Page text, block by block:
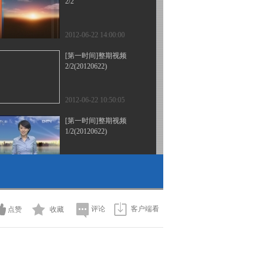
2012-06-22 14:00:00
[第一时间]整期视频
2/2(20120622)
2012-06-22 10:50:05
[第一时间]整期视频
1/2(20120622)
2012-06-21 10:20:26
点赞 收藏 评论 客户端看